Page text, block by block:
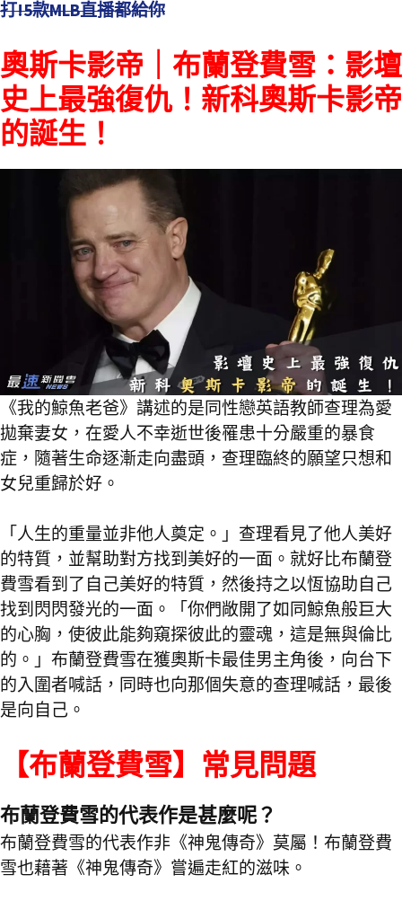
打!5款MLB直播都給你
奧斯卡影帝｜布蘭登費雪：影壇
史上最強復仇！新科奧斯卡影帝
的誕生！
《我的鯨魚老爸》講述的是同性戀英語教師查理為愛
拋棄妻女，在愛人不幸逝世後罹患十分嚴重的暴食
症，隨著生命逐漸走向盡頭，查理臨終的願望只想和
女兒重歸於好。
「人生的重量並非他人奠定。」查理看見了他人美好
的特質，並幫助對方找到美好的一面。就好比布蘭登
費雪看到了自己美好的特質，然後持之以恆協助自己
找到閃閃發光的一面。「你們敞開了如同鯨魚般巨大
的心胸，使彼此能夠窺探彼此的靈魂，這是無與倫比
的。」布蘭登費雪在獲奧斯卡最佳男主角後，向台下
的入圍者喊話，同時也向那個失意的查理喊話，最後
是向自己。
【布蘭登費雪】常見問題
布蘭登費雪的代表作是甚麼呢？
布蘭登費雪的代表作非《神鬼傳奇》莫屬！布蘭登費
雪也藉著《神鬼傳奇》嘗遍走紅的滋味。